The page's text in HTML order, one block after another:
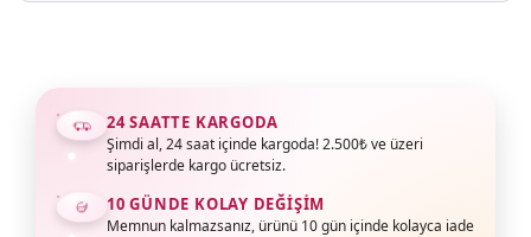
24 SAATTE KARGODA
Şimdi al, 24 saat içinde kargoda! 2.500₺ ve üzeri
siparişlerde kargo ücretsiz.
10 GÜNDE KOLAY DEĞIŞIM
Memnun kalmazsanız, ürünü 10 gün içinde kolayca iade